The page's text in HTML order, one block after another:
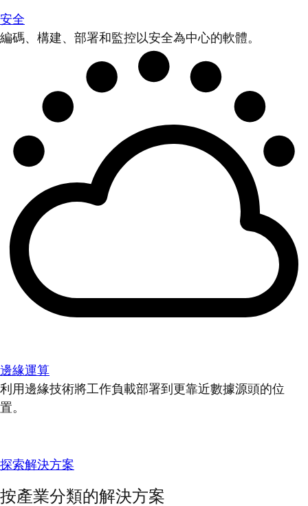
安全
編碼、構建、部署和監控以安全為中心的軟體。
邊緣運算
利用邊緣技術將工作負載部署到更靠近數據源頭的位
置。
探索解決方案
按產業分類的解決方案